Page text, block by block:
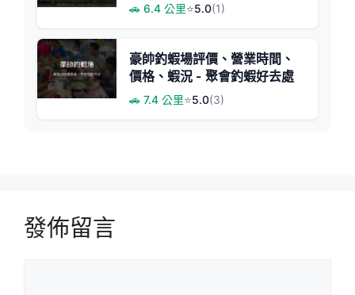
🚗 6.4 公里⭐5.0(1)
豪帥釣蝦場評價、營業時間、
價格、蝦況 - 聚會釣蝦好去處
🚗 7.4 公里⭐5.0(3)
發佈留言